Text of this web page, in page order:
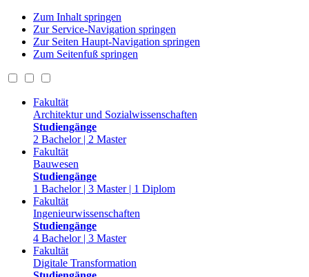
Zum Inhalt springen
Zur Service-Navigation springen
Zur Seiten Haupt-Navigation springen
Zum Seitenfuß springen
Fakultät
Architektur und Sozialwissenschaften
Studiengänge
2 Bachelor | 2 Master
Fakultät
Bauwesen
Studiengänge
1 Bachelor | 3 Master | 1 Diplom
Fakultät
Ingenieurwissenschaften
Studiengänge
4 Bachelor | 3 Master
Fakultät
Digitale Transformation